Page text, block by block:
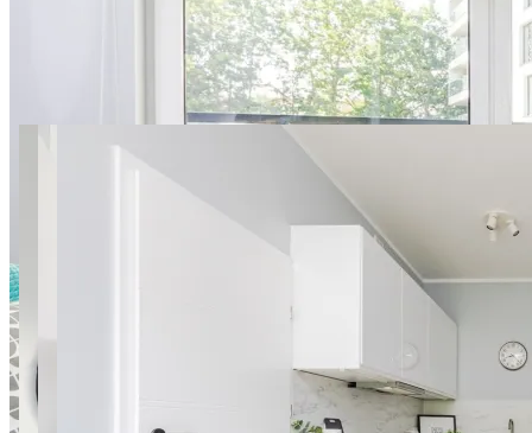
Światowida 16/76 SuperApart